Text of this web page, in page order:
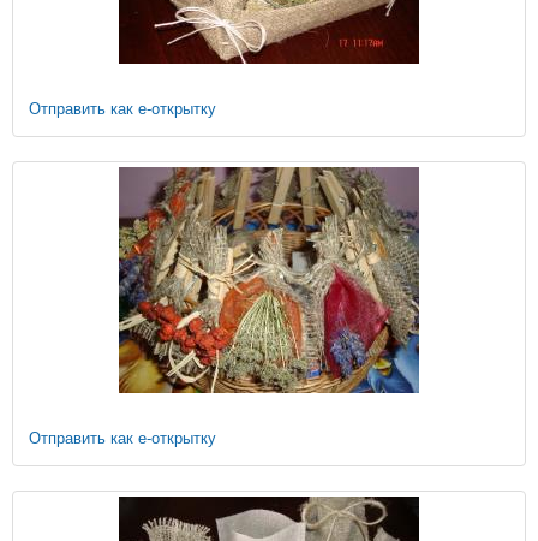
Отправить как е-открытку
Отправить как е-открытку